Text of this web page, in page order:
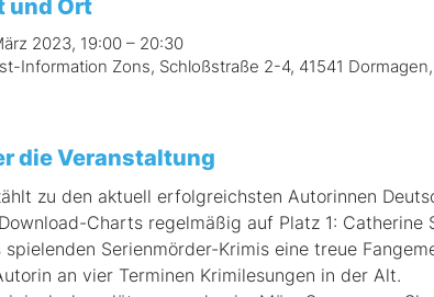
und Ort
2023, 19:00 – 20:30
Information Zons, Schloßstraße 2-4, 41541
die Veranstaltung
zu den aktuell erfolgreichsten Autorinnen
Charts regelmäßig auf Platz 1:
spielenden Serienmörder-Krimis eine treue
an vier Terminen Krimilesungen in der Alt.